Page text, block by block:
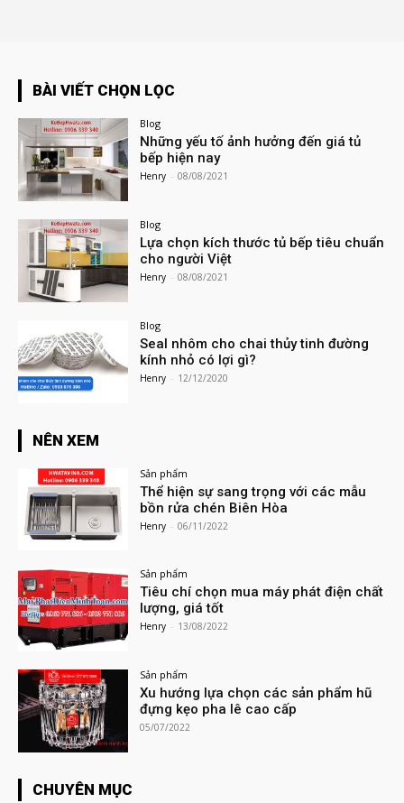
BÀI VIẾT CHỌN LỌC
Blog
Những yếu tố ảnh hưởng đến giá tủ
bếp hiện nay
Henry - 08/08/2021
Blog
Lựa chọn kích thước tủ bếp tiêu chuẩn
cho người Việt
Henry - 08/08/2021
Blog
Seal nhôm cho chai thủy tinh đường
kính nhỏ có lợi gì?
Henry - 12/12/2020
NÊN XEM
Sản phẩm
Thể hiện sự sang trọng với các mẫu
bồn rửa chén Biên Hòa
Henry - 06/11/2022
Sản phẩm
Tiêu chí chọn mua máy phát điện chất
lượng, giá tốt
Henry - 13/08/2022
Sản phẩm
Xu hướng lựa chọn các sản phẩm hũ
đựng kẹo pha lê cao cấp
05/07/2022
CHUYÊN MỤC